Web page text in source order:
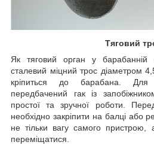
Тяговий
Як тяговий орган у барабанній
сталевий міцний трос діаметром
кріпиться до барабана. Для
передбачений гак із
простої та зручної роботи.
необхідно закріпити на балці або
не тільки вагу самого пристрою,
переміщатися.